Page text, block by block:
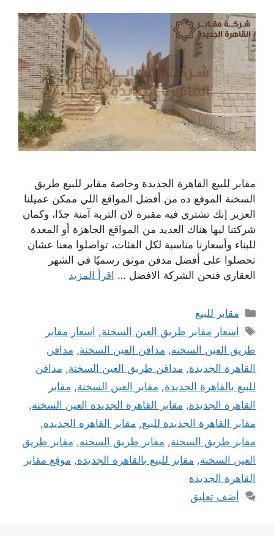
مقابر للبيع القاهرة الجديدة وخاصة مقابر للبيع طريق
السخنة الموقع ده من أفضل المواقع اللي ممكن عميلنا
العزيز إنك تشتري فيه مقبرة لان التربة آمنة جدًا، وكمان
شركتنا ليها هناك العديد من المواقع الجاهزة أو المعدة
للبناء وأسعارنا مناسبة لكل الفئات، تواصلوا معنا عشان
تحصلوا على أفضل مدفن موثق رسميًا في الشهر
العقاري فنحن الشركة الافضل … اقرأ المزيد
التصنيفات
مقابر للبيع
الوسوم
اسعار مقابر طريق العين السخنة, اسعار مقابر
طريق العين السخنه, مدافن العين السخنة, مدافن
القاهرة الجديدة, مدافن طريق العين السخنة, مدافن
للبيع بالقاهرة الجديدة, مقابر العين السخنة, مقابر
القاهرة الجديدة, مقابر القاهرة الجديدة العين السخنة,
مقابر القاهرة الجديدة للبيع, مقابر القاهره الجديده,
مقابر طريق السخنة, مقابر طريق السخنه, مقابر طريق
العين السخنة, مقابر للبيع بالقاهرة الجديدة, موقع مقابر
القاهرة الجديدة
أضف تعليق